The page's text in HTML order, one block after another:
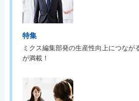
特集
ミクス編集部発の生産性向上につなが
が満載！